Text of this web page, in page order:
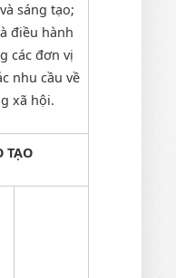
sáng tạo;
điều hành
các đơn vị
nhu cầu về
xã hội.
TẠO